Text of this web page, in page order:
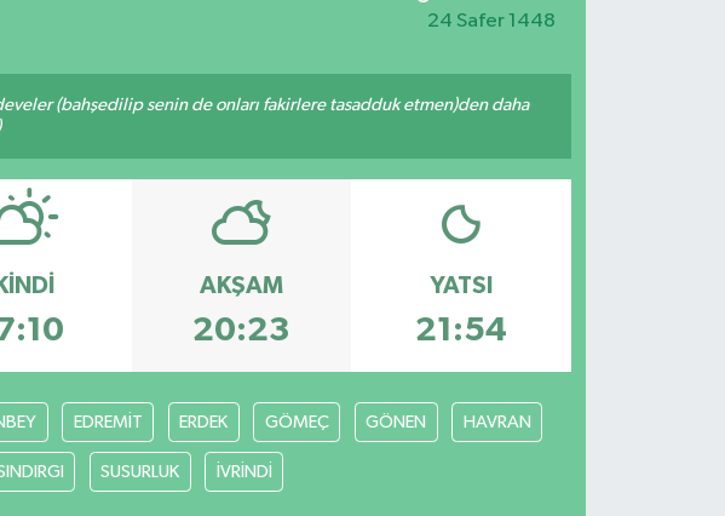
24 Safer 1448
(bahşedilip senin de onları fakirlere tasadduk etmen)den daha
İKINDI AKŞAM
20:23
YATSI
21:54
EDREMİT ERDEK GÖMEÇ GÖNEN HAVRAN
SUSURLUK İVRİNDİ